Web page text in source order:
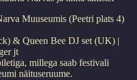
Muuseumis (Peetri plats 4)
& Queen Bee DJ set (UK) |
jt
millega saab festivali
näituseruume.